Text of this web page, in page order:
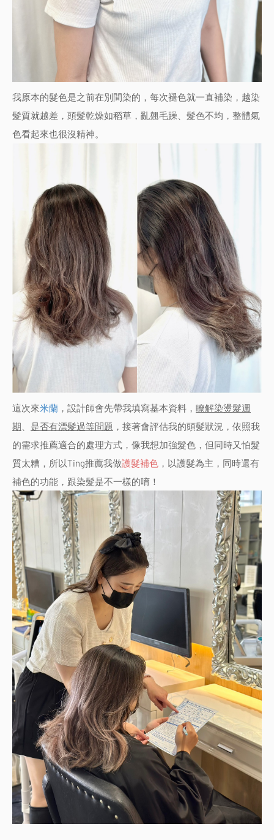
我原本的髮色是之前在別間染的，每次褪色就一直補染，越染
髮質就越差，頭髮乾燥如稻草，亂翹毛躁、髮色不均，整體氣
色看起來也很沒精神。
這次來米蘭 ，設計師會先帶我填寫基本資料， 瞭解染燙髮週
期
是否有漂髮過等問題 ，接著會評估我的頭髮狀況，依照我
的需求推薦適合的處理方式，像我想加強髮色，但同時又怕髮
質太糟，所以Ting推薦我做護髮補色 ，以護髮為主，同時還有
補色的功能，跟染髮是不一樣的唷！